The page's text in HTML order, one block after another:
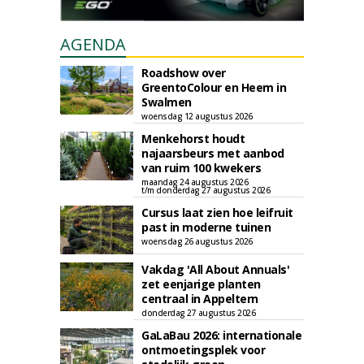
AGENDA
Roadshow over
GreentoColour en Heem in
Swalmen
woensdag 12 augustus 2026
Menkehorst houdt
najaarsbeurs met aanbod
van ruim 100 kwekers
maandag 24 augustus 2026
t/m donderdag 27 augustus 2026
Cursus laat zien hoe leifruit
past in moderne tuinen
woensdag 26 augustus 2026
Vakdag 'All About Annuals'
zet eenjarige planten
centraal in Appeltern
donderdag 27 augustus 2026
GaLaBau 2026: internationale
ontmoetingsplek voor